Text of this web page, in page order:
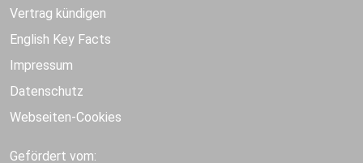
Vertrag kündigen
English Key Facts
Impressum
Datenschutz
Webseiten-Cookies
Gefördert vom: